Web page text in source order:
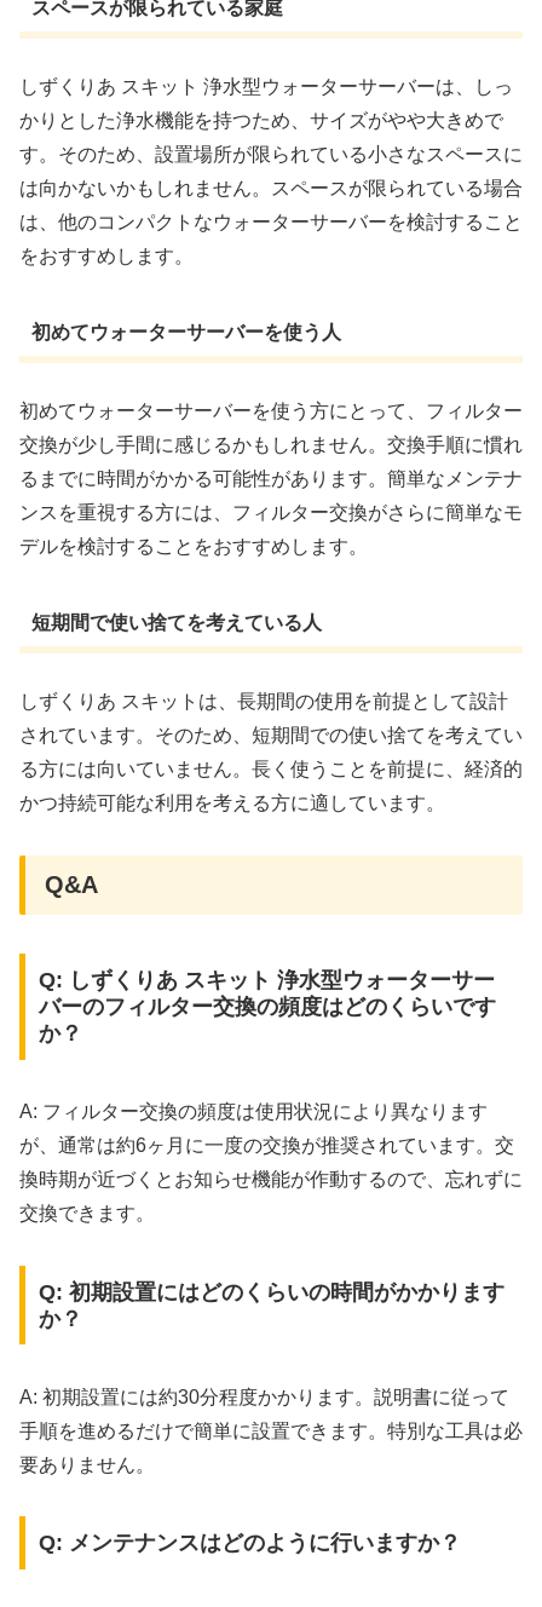
スペースが限られている家庭
しずくりあ スキット 浄水型ウォーターサーバーは、しっ
かりとした浄水機能を持つため、サイズがやや大きめで
す。そのため、設置場所が限られている小さなスペースに
は向かないかもしれません。スペースが限られている場合
は、他のコンパクトなウォーターサーバーを検討すること
をおすすめします。
初めてウォーターサーバーを使う人
初めてウォーターサーバーを使う方にとって、フィルター
交換が少し手間に感じるかもしれません。交換手順に慣れ
るまでに時間がかかる可能性があります。簡単なメンテナ
ンスを重視する方には、フィルター交換がさらに簡単なモ
デルを検討することをおすすめします。
短期間で使い捨てを考えている人
しずくりあ スキットは、長期間の使用を前提として設計
されています。そのため、短期間での使い捨てを考えてい
る方には向いていません。長く使うことを前提に、経済的
かつ持続可能な利用を考える方に適しています。
Q&A
Q: しずくりあ スキット 浄水型ウォーターサー
バーのフィルター交換の頻度はどのくらいです
か？
A: フィルター交換の頻度は使用状況により異なります
が、通常は約6ヶ月に一度の交換が推奨されています。交
換時期が近づくとお知らせ機能が作動するので、忘れずに
交換できます。
Q: 初期設置にはどのくらいの時間がかかります
か？
A: 初期設置には約30分程度かかります。説明書に従って
手順を進めるだけで簡単に設置できます。特別な工具は必
要ありません。
Q: メンテナンスはどのように行いますか？